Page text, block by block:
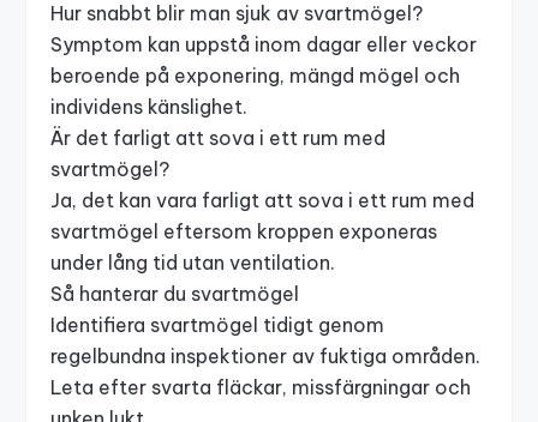
Hur snabbt blir man sjuk av svartmögel?
Symptom kan uppstå inom dagar eller veckor
beroende på exponering, mängd mögel och
individens känslighet.
Är det farligt att sova i ett rum med
svartmögel?
Ja, det kan vara farligt att sova i ett rum med
svartmögel eftersom kroppen exponeras
under lång tid utan ventilation.
Så hanterar du svartmögel
Identifiera svartmögel tidigt genom
regelbundna inspektioner av fuktiga områden.
Leta efter svarta fläckar, missfärgningar och